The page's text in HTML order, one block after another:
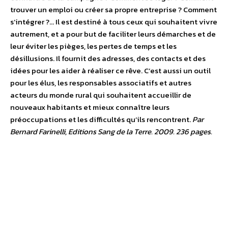
trouver un emploi ou créer sa propre entreprise ? Comment
s’intégrer ?… Il est destiné à tous ceux qui souhaitent vivre
autrement, et a pour but de faciliter leurs démarches et de
leur éviter les pièges, les pertes de temps et les
désillusions. Il fournit des adresses, des contacts et des
idées pour les aider à réaliser ce rêve. C’est aussi un outil
pour les élus, les responsables associatifs et autres
acteurs du monde rural qui souhaitent accueillir de
nouveaux habitants et mieux connaître leurs
préoccupations et les difficultés qu’ils rencontrent.Par
Bernard Farinelli, Editions Sang de la Terre. 2009. 236 pages.